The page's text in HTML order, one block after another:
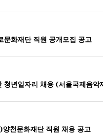
문화재단 직원 공개모집 공고
청년일자리 채용 (서울국제음
천문화재단 직원 채용 공고